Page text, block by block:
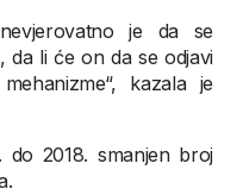
je da se
da li će on da se odjavi
kazala je
do 2018. smanjen broj